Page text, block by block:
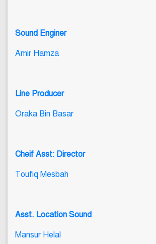
Sound Enginer
Amir Hamza
Line Producer
Oraka Bin Basar
Cheif Asst: Director
Toufiq Mesbah
Asst. Location Sound
Mansur Helal